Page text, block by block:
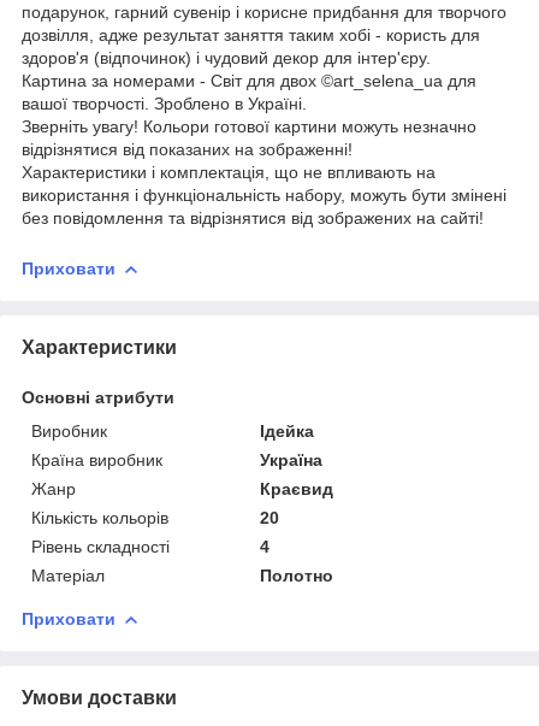
подарунок, гарний сувенір і корисне придбання для творчого
дозвілля, адже результат заняття таким хобі - користь для
здоров'я (відпочинок) і чудовий декор для інтер'єру.
Картина за номерами - Світ для двох ©art_selena_ua для
вашої творчості. Зроблено в Україні.
Зверніть увагу! Кольори готової картини можуть незначно
відрізнятися від показаних на зображенні!
Характеристики і комплектація, що не впливають на
використання і функціональність набору, можуть бути змінені
без повідомлення та відрізнятися від зображених на сайті!
Приховати
Характеристики
Основні атрибути
Виробник
Ідейка
Країна виробник
Україна
Жанр
Краєвид
Кількість кольорів
20
Рівень складності
4
Матеріал
Полотно
Приховати
Умови доставки